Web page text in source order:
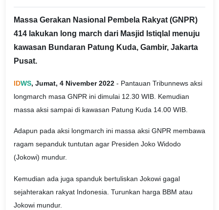
Massa Gerakan Nasional Pembela Rakyat (GNPR)
414 lakukan long march dari Masjid Istiqlal menuju
kawasan Bundaran Patung Kuda, Gambir, Jakarta
Pusat.
IDWS, Jumat, 4 Nivember 2022 - Pantauan Tribunnews aksi
longmarch masa GNPR ini dimulai 12.30 WIB. Kemudian
massa aksi sampai di kawasan Patung Kuda 14.00 WIB.
Adapun pada aksi longmarch ini massa aksi GNPR membawa
ragam sepanduk tuntutan agar Presiden Joko Widodo
(Jokowi) mundur.
Kemudian ada juga spanduk bertuliskan Jokowi gagal
sejahterakan rakyat Indonesia. Turunkan harga BBM atau
Jokowi mundur.